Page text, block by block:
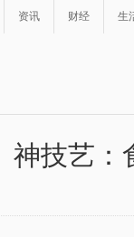
资讯 财经 生
神技艺：